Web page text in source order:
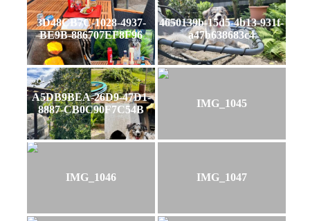
3D48CB7C-1028-4937-
BE9B-886707EF8F96
4650139b-15d5-4b13-931f-
a47b638683c4
A5DB9BEA-26D9-47D1-
8887-CB0C90F7C54B
IMG_1045
IMG_1046 IMG_1047